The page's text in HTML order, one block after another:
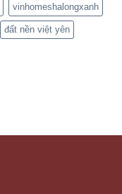
vinhomeshalongxanh
đất nền việt yên